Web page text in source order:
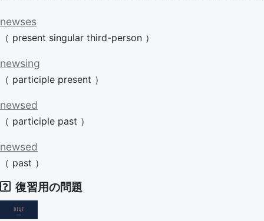
newses
（ present singular third-person ）
newsing
（ participle present ）
newsed
（ participle past ）
newsed
（ past ）
復習用の問題